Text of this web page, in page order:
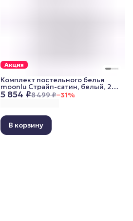
Акция
5 854 ₽8 499 ₽−31%
Комплект постельного белья
moonlu Страйп-сатин, белый, 2
спальный (наволочки 70x70 см)
В корзину